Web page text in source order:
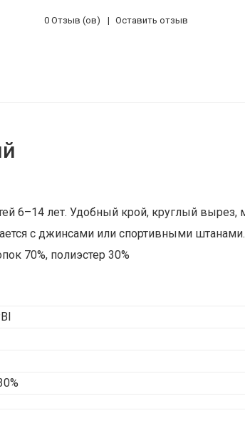
0 Отзыв (ов) Оставить отзыв
6–14 лет. Удобный крой, круглый
с джинсами или спортивными штанами.,
70%, полиэстер 30%